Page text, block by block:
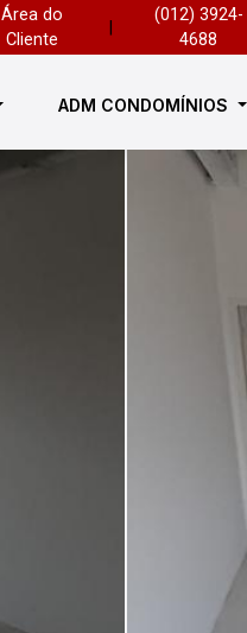
Área do
Cliente
(012) 3924-
4688
ADM CONDOMÍNIOS